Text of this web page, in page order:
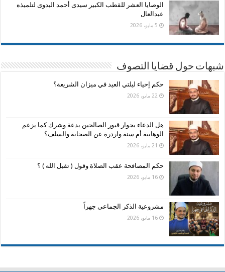
الوصايا العشر للقطب الكبير سيدى أحمد البدوى لتلميذه
عبدالعال
5 مايو، 2026
شبهات حول قضايا التصوف
حكم إحياء ليلتي العيد في ميزان الشريعة؟
22 مايو، 2026
هل الدعاء بجوار قبور الصالحين بدعة وشرك كما يزعم
الوهابية أم سنة واردرة عن الصحابة والسلف؟
21 مايو، 2026
حكم المصافحة عقب الصلاة وقول ( تقبل الله ) ؟
16 مايو، 2026
مشروعية الذكر الجماعى جهراً
16 مايو، 2026